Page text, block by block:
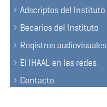
Adscriptos del Instituto
Becarios del Instituto
Registros audiovisuales
El IHAAL en las redes
Contacto